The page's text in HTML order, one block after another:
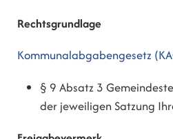
Rechtsgrundlage
Kommunalabgabengesetz
§ 9 Absatz 3
der jeweiligen Satzung